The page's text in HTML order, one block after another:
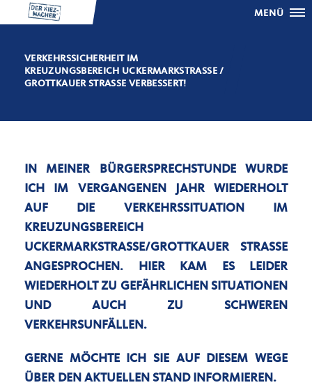
MENÜ
VERKEHRSSICHERHEIT IM
KREUZUNGSBEREICH UCKERMARKSTRASSE / G
ROTTKAUER STRASSE VERBESSERT!
IN MEINER BÜRGERSPRECHSTUNDE WURDE
ICH IM VERGANGENEN JAHR WIEDERHOLT
AUF DIE VERKEHRSSITUATION IM
KREUZUNGSBEREICH
UCKERMARKSTRASSE/GROTTKAUER STRASSE AN
GESPROCHEN. HIER KAM ES LEIDER WI
EDERHOLT ZU GEFÄHRLICHEN SITUATIONEN UN
D AUCH ZU SCHWEREN VE
RKEHRSUNFÄLLEN.
GERNE MÖCHTE ICH SIE AUF DIESEM WEGE
ÜBER DEN AKTUELLEN STAND INFORMIEREN.